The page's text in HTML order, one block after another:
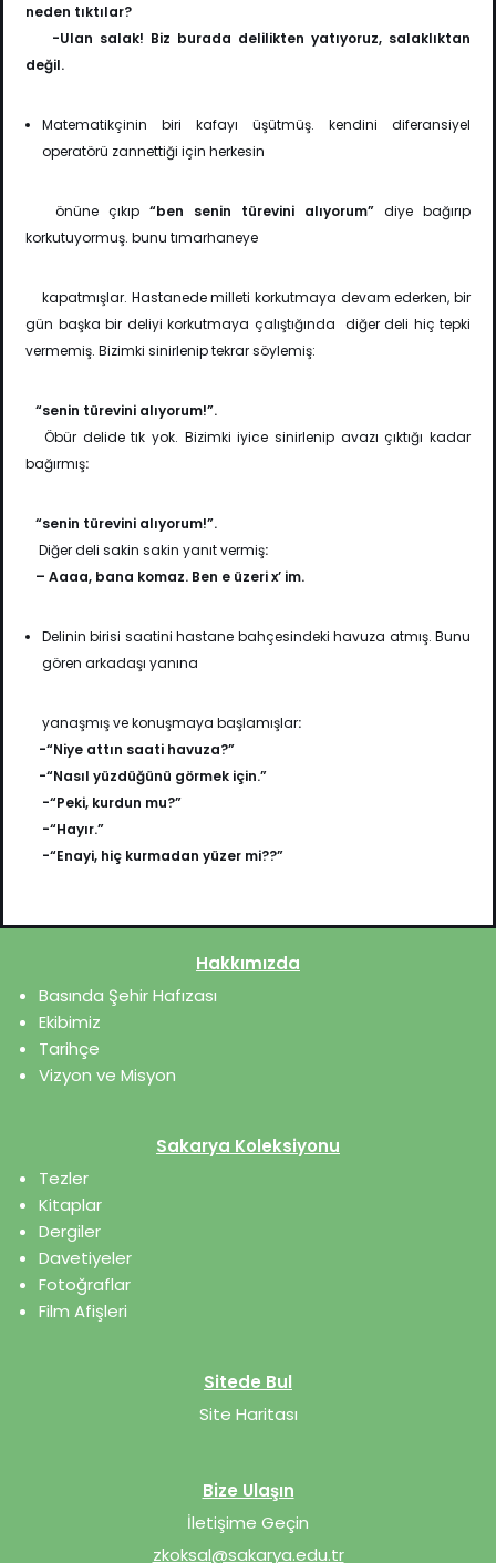
neden tıktılar?
-Ulan salak! Biz burada delilikten yatıyoruz, salaklıktan
değil.
Matematikçinin biri kafayı üşütmüş. kendini diferansiyel
operatörü zannettiği için herkesin
önüne çıkıp “ben senin türevini alıyorum” diye bağırıp
korkutuyormuş. bunu tımarhaneye
kapatmışlar. Hastanede milleti korkutmaya devam ederken, bir
gün başka bir deliyi korkutmaya çalıştığında diğer deli hiç tepki
vermemiş. Bizimki sinirlenip tekrar söylemiş:
“senin türevini alıyorum!”.
Öbür delide tık yok. Bizimki iyice sinirlenip avazı çıktığı kadar
bağırmış:
“senin türevini alıyorum!”.
Diğer deli sakin sakin yanıt vermiş:
– Aaaa, bana komaz. Ben e üzeri x’ im.
Delinin birisi saatini hastane bahçesindeki havuza atmış. Bunu
gören arkadaşı yanına
yanaşmış ve konuşmaya başlamışlar:
-“Niye attın saati havuza?”
-“Nasıl yüzdüğünü görmek için.”
-“Peki, kurdun mu?”
-“Hayır.”
-“Enayi, hiç kurmadan yüzer mi??”
Hakkımızda
Basında Şehir Hafızası
Ekibimiz
Tarihçe
Vizyon ve Misyon
Sakarya Koleksiyonu
Tezler
Kitaplar
Dergiler
Davetiyeler
Fotoğraflar
Film Afişleri
Sitede Bul
Site Haritası
Bize Ulaşın
İletişime Geçin
zkoksal@sakarya.edu.tr